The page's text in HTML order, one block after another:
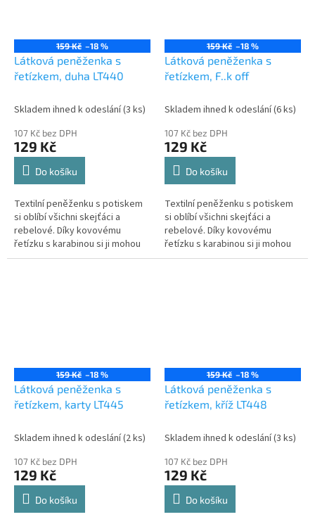
159 Kč –18 %
Látková peněženka s
řetízkem, duha LT440
Skladem ihned k odeslání(3 ks)
107 Kč bez DPH
129 Kč
Do košíku
Textilní peněženku s potiskem
si oblíbí všichni skejťáci a
rebelové. Díky kovovému
řetízku s karabinou si ji mohou
připnout ke kalhotám a nosit v
159 Kč –18 %
Látková peněženka s
řetízkem, F..k off
Skladem ihned k odeslání(6 ks)
107 Kč bez DPH
129 Kč
Do košíku
Textilní peněženku s potiskem
si oblíbí všichni skejťáci a
rebelové. Díky kovovému
řetízku s karabinou si ji mohou
připnout ke kalhotám a nosit v
159 Kč –18 %
Látková peněženka s
řetízkem, karty LT445
Skladem ihned k odeslání(2 ks)
107 Kč bez DPH
129 Kč
Do košíku
159 Kč –18 %
Látková peněženka s
řetízkem, kříž LT448
Skladem ihned k odeslání(3 ks)
107 Kč bez DPH
129 Kč
Do košíku